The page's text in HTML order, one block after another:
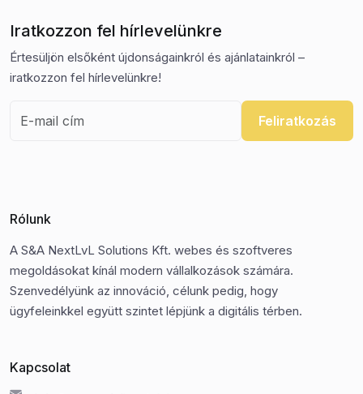
Iratkozzon fel hírlevelünkre
Értesüljön elsőként újdonságainkról és ajánlatainkról –
iratkozzon fel hírlevelünkre!
Feliratkozás
Rólunk
A S&A NextLvL Solutions Kft. webes és szoftveres
megoldásokat kínál modern vállalkozások számára.
Szenvedélyünk az innováció, célunk pedig, hogy
ügyfeleinkkel együtt szintet lépjünk a digitális térben.
Kapcsolat